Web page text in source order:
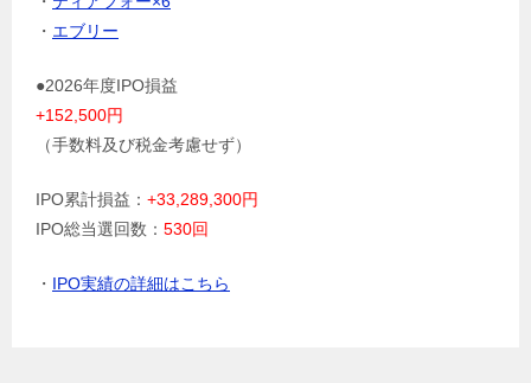
・ エブリー
●2026年度IPO損益
+152,500円
（手数料及び税金考慮せず）
IPO累計損益： +33,289,300円
IPO総当選回数： 530回
・ IPO実績の詳細はこちら